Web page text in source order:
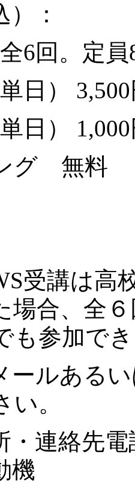
：
6回。定
日）
日）
グ 無料
受講は高
場合、全
も参加で
ールある
。
・連絡先
機